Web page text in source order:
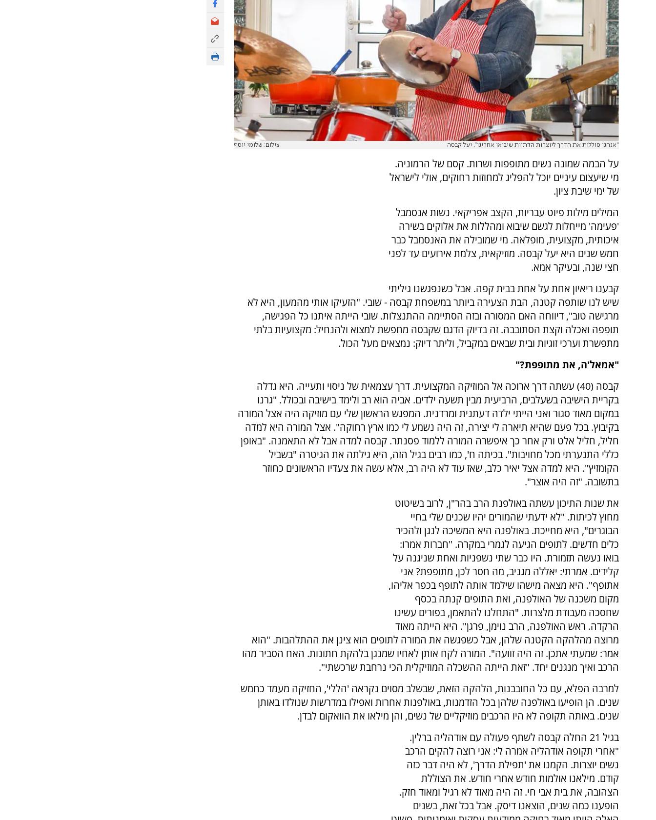
"אנחנו סוללות את הדרך ליוצרות הדתיות שיבואו אחרינו". יעל קבסה צילום: שלומי יוסף
על הבמה שמונה נשים מתופפות ושרות. קסם של הרמוניה.
מי שיעצום עיניים יוכל להפליג למחוזות רחוקים, אולי לישראל
של ימי שיבת ציון.
המילים מילות פיוט עבריות, הקצב אפריקאי. נשות אנסמבל
'פעימה' מייחלות לגשם שיבוא ומהללות את אלוקים בשירה
איכותית, מקצועית, מופלאה. מי שמובילה את האנסמבל כבר
חמש שנים היא יעל קבסה. מוזיקאית, צלמת אירועים עד לפני
חצי שנה, ובעיקר אמא.
קבענו ריאיון אחת על אחת בבית קפה. אבל כשנפגשנו גיליתי
שיש לנו שותפה קטנה, הבת הצעירה ביותר במשפחת קבסה - שובי. "הזעיקו אותי מהמעון, היא לא
מרגישה טוב", דיווחה האם המסורה ובזה הסתיימה ההתנצלות. שובי הייתה איתנו כל הפגישה,
תופפה ואכלה וקצת הסתובבה. זה בדיוק הדגם שקבסה מחפשת למצוא ולהנחיל: מקצועיות בלתי
מתפשרת וערכי זוגיות ובית שבאים במקביל, וליתר דיוק: נמצאים מעל הכול.
"אמאל'ה, את מתופפת?"
קבסה (40) עשתה דרך ארוכה אל המוזיקה המקצועית. דרך עצמאית של ניסוי ותעייה. היא גדלה
בקריית הישיבה בשעלבים, הרביעית מבין תשעה ילדים. אביה הוא רב ולימד בישיבה ובכולל. "גרנו
במקום מאוד סגור ואני הייתי ילדה דעתנית ומרדנית. המפגש הראשון שלי עם מוזיקה היה אצל המורה
בקיבוץ. בכל פעם שהיא תיארה לי יצירה, זה היה נשמע לי כמו ארץ רחוקה". אצל המורה היא למדה
חליל, חליל אלט ורק אחר כך איפשרה המורה ללמוד פסנתר. קבסה למדה אבל לא התאמנה. "באופן
כללי התנערתי מכל מחויבות". בכיתה ח', כמו רבים בגיל הזה, היא גילתה את הגיטרה "בשביל
הקומזיץ". היא למדה אצל יאיר כלב, שאז עוד לא היה רב, אלא עשה את צעדיו הראשונים כחוזר
בתשובה. "זה היה אוצר".
את שנות התיכון עשתה באולפנת הרב בהר"ן, לרוב בשיטוט
מחוץ לכיתות. "לא ידעתי שהמורים יהיו שכנים שלי בחיי
הבוגרים", היא מחייכת. באולפנה היא המשיכה לנגן ולהכיר
כלים חדשים. לתופים הגיעה לגמרי במקרה. "חברות אמרו:
בואו נעשה תזמורת. היו כבר שתי נשפניות ואחת שניגנה על
קלידים. אמרתי: יאללה מגניב, מה חסר לכן, מתופפת? אני
אתופף". היא מצאה מישהו שילמד אותה לתופף בכפר אליהו,
מקום משכנה של האולפנה, ואת התופים קנתה בכסף
שחסכה מעבודת מלצרות. "התחלנו להתאמן, בפורים עשינו
הרקדה. ראש האולפנה, הרב נוימן, פרגן". היא הייתה מאוד
מרוצה מהלהקה הקטנה שלהן, אבל כשפגשה את המורה לתופים הוא צינן את ההתלהבות. "הוא
אמר: שמעתי אתכן. זה היה זוועה". המורה לקח אותן לאחיו שמנגן בלהקת חתונות. האח הסביר מהו
הרכב ואיך מנגנים יחד. "זאת הייתה ההשכלה המוזיקלית הכי נרחבת שרכשתי".
למרבה הפלא, עם כל החובבנות, הלהקה הזאת, שבשלב מסוים נקראה 'הללי', החזיקה מעמד כחמש
שנים. הן הופיעו באולפנה שלהן בכל הזדמנות, באולפנות אחרות ואפילו במדרשות שנולדו באותן
שנים. באותה תקופה לא היו הרכבים מוזיקליים של נשים, והן מילאו את הוואקום לבדן.
בגיל 21 החלה קבסה לשתף פעולה עם אודהליה ברלין.
"אחרי תקופה אודהליה אמרה לי: אני רוצה להקים הרכב
נשים יוצרות. הקמנו את 'תפילת הדרך', לא היה דבר כזה
קודם. מילאנו אולמות חודש אחרי חודש. את הצוללת
הצהובה, את בית אבי חי. זה היה מאוד לא רגיל ומאוד חזק.
הופענו כמה שנים, הוצאנו דיסק. אבל בכל זאת, בשנים